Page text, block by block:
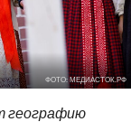
ФОТО: МЕДИАСТОК.РФ
географию